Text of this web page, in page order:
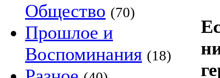
Общество (70)
Прошлое и
Воспоминания (18)